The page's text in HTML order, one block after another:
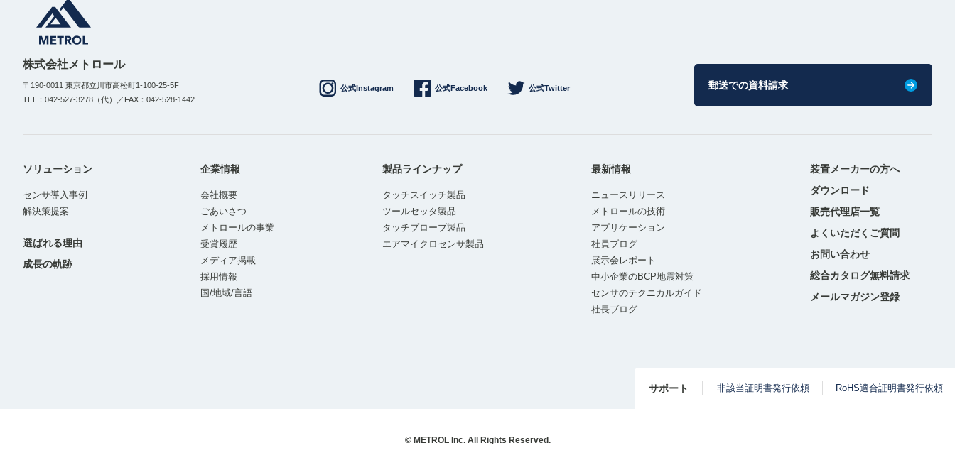
株式会社メトロール
〒190-0011 東京都立川市高松町1-100-25-5F
TEL：042-527-3278（代）／FAX：042-528-1442
公式Instagram 公式Facebook 公式Twitter 郵送での資料請求
ソリューション
センサ導入事例
解決策提案
選ばれる理由
成長の軌跡
企業情報
会社概要
ごあいさつ
メトロールの事業
受賞履歴
メディア掲載
採用情報
国/地域/言語
製品ラインナップ
タッチスイッチ製品
ツールセッタ製品
タッチプローブ製品
エアマイクロセンサ製品
最新情報
ニュースリリース
メトロールの技術
アプリケーション
社員ブログ
展示会レポート
中小企業のBCP地震対策
センサのテクニカルガイド
社長ブログ
装置メーカーの方へ
ダウンロード
販売代理店一覧
よくいただくご質問
お問い合わせ
総合カタログ無料請求
メールマガジン登録
サポート 非該当証明書発行依頼 RoHS適合証明書発行依頼
© METROL Inc. All Rights Reserved.